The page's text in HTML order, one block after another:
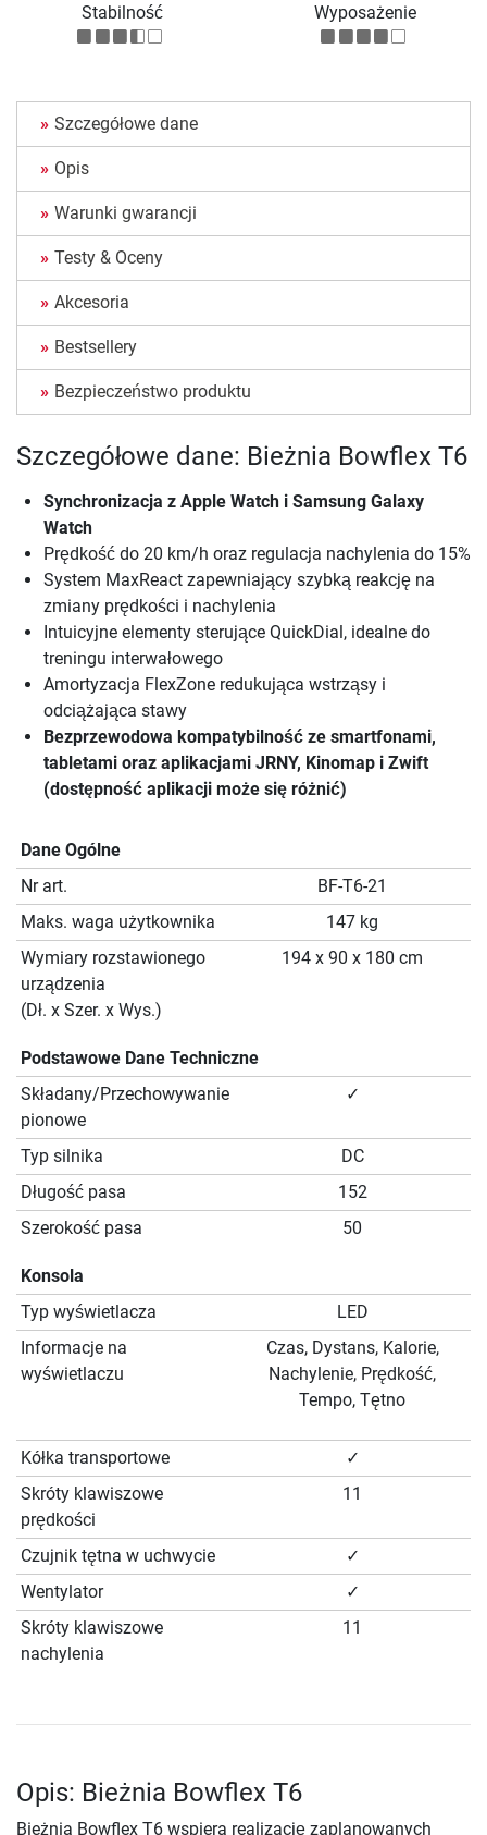
Stabilność Wyposażenie
Szczegółowe dane
Opis
Warunki gwarancji
Testy & Oceny
Akcesoria
Bestsellery
Bezpieczeństwo produktu
Szczegółowe dane: Bieżnia Bowflex T6
Synchronizacja z Apple Watch i Samsung Galaxy
Watch
Prędkość do 20 km/h oraz regulacja nachylenia do 15%
System MaxReact zapewniający szybką reakcję na
zmiany prędkości i nachylenia
Intuicyjne elementy sterujące QuickDial, idealne do
treningu interwałowego
Amortyzacja FlexZone redukująca wstrząsy i
odciążająca stawy
Bezprzewodowa kompatybilność ze smartfonami,
tabletami oraz aplikacjami JRNY, Kinomap i Zwift
(dostępność aplikacji może się różnić)
Dane Ogólne
Nr art.
BF-T6-21
Maks. waga użytkownika
147 kg
Wymiary rozstawionego
urządzenia
(Dł. x Szer. x Wys.)
194 x 90 x 180 cm
Podstawowe Dane Techniczne
Składany/Przechowywanie
pionowe
✓
Typ silnika
DC
Długość pasa
152
Szerokość pasa
50
Konsola
Typ wyświetlacza
LED
Informacje na
wyświetlaczu
Czas, Dystans, Kalorie,
Nachylenie, Prędkość,
Tempo, Tętno
Kółka transportowe
✓
Skróty klawiszowe
prędkości
11
Czujnik tętna w uchwycie
✓
Wentylator
✓
Skróty klawiszowe
nachylenia
11
Opis: Bieżnia Bowflex T6
Bieżnia Bowflex T6 wspiera realizację zaplanowanych